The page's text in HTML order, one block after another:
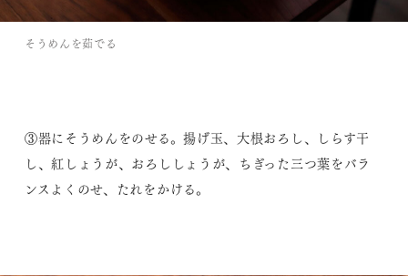
そうめんを茹でる
③器にそうめんをのせる。揚げ玉、大根おろし、しらす干
し、紅しょうが、おろししょうが、ちぎった三つ葉をバラ
ンスよくのせ、たれをかける。